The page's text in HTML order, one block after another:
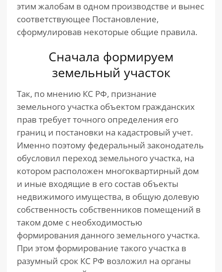
этим жалобам в одном производстве и вынес
соответствующее Постановление,
сформулировав некоторые общие правила.
Сначала формируем
земельный участок
Так, по мнению КС РФ, признание
земельного участка объектом гражданских
прав требует точного определения его
границ и постановки на кадастровый учет.
Именно поэтому федеральный законодатель
обусловил переход земельного участка, на
котором расположен многоквартирный дом
и иные входящие в его состав объекты
недвижимого имущества, в общую долевую
собственность собственников помещений в
таком доме с необходимостью
формирования данного земельного участка.
При этом формирование такого участка в
разумный срок КС РФ возложил на органы